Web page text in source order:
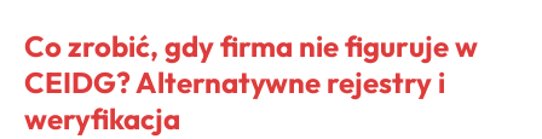
Co zrobić, gdy firma nie figuruje w
CEIDG? Alternatywne rejestry i
weryfikacja